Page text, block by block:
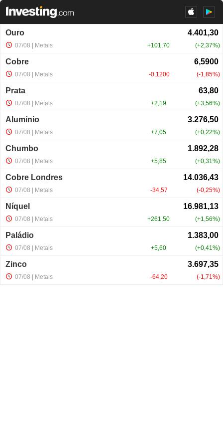
Ouro
+101,70 +2,37%
07/08 | Metals
Cobre
-0,1200 -1,85%
07/08 | Metals
Prata
+2,19 +3,56%
07/08 | Metals
Alumínio
+7,05 +0,22%
07/08 | Metals
Chumbo
+5,85 +0,31%
07/08 | Metals
Cobre Londres
-34,57 -0,25%
07/08 | Metals
Níquel
+261,50 +1,56%
07/08 | Metals
Paládio
+5,60 +0,41%
07/08 | Metals
Zinco
-64,20 -1,71%
07/08 | Metals